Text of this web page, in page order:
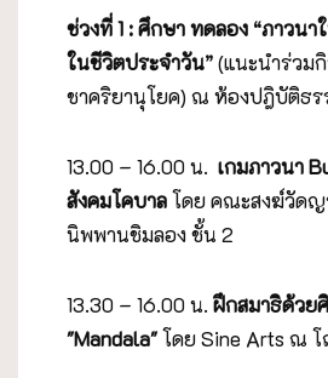
ช่วงที่1 : ศึกษา ทดลอง “ภาวน
ในชีวิตประจำวัน”(แนะนำร่วม
ชาคริยานุโยค) ณ ห้องปฎิบัติธร
13.00 – 16.00 น. เกมภาวนา
สังคมโคบาลโดย คณะสงฆ์วัด
นิพพานชิมลอง ชั้น 2
13.30 – 16.00 น. ฝึกสมาธิด้วย
"Mandala"โดย Sine Arts ณ โ